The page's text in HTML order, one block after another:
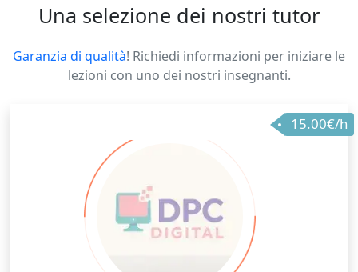
Una selezione dei nostri tutor
Garanzia di qualità! Richiedi informazioni per iniziare le
lezioni con uno dei nostri insegnanti.
15.00€/h